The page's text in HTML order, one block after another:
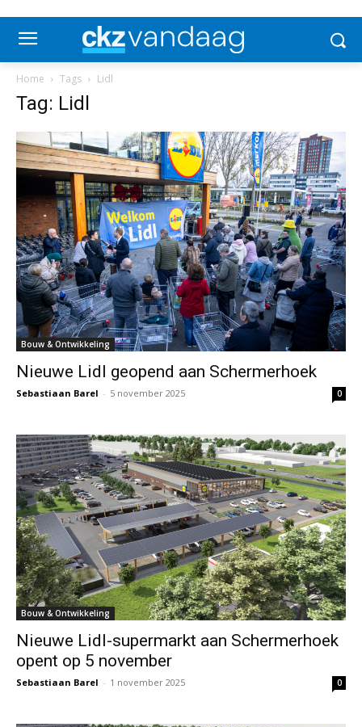
Home Tags Lidl
Tag: Lidl
Bouw & Ontwikkeling
Nieuwe Lidl geopend aan Schermerhoek
Sebastiaan Barel - 5 november 2025 0
Bouw & Ontwikkeling
Nieuwe Lidl-supermarkt aan Schermerhoek
opent op 5 november
Sebastiaan Barel - 1 november 2025 0